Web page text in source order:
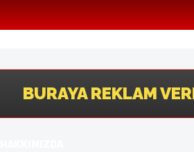
BURAYA REKLAM